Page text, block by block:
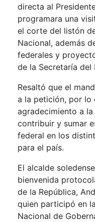
directa al
programara una
el corte del listón
Nacional, además
federales y
de la Secretaría del
Resaltó que el
a la petición, por lo
agradecimiento a
contribuir y sumar
federal en los
para el país.
El alcalde
bienvenida
de la República,
quien participó en
Nacional de